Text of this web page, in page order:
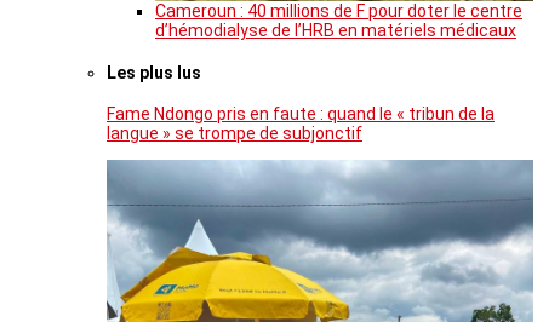
Cameroun : 40 millions de F pour doter le centre
d’hémodialyse de l’HRB en matériels médicaux
Les plus lus
Fame Ndongo pris en faute : quand le « tribun de la
langue » se trompe de subjonctif